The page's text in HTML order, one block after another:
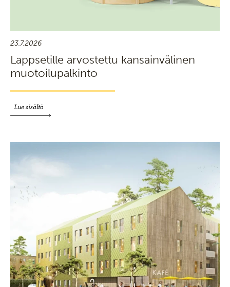
23.7.2026
Lappsetille arvostettu kansainvälinen
muotoilupalkinto
Lue sisältö